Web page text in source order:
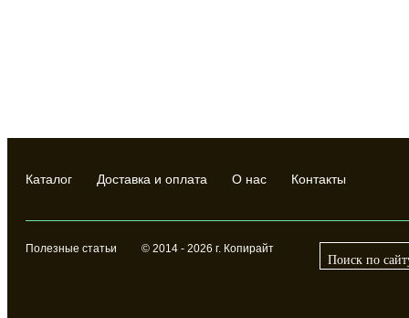
Каталог Доставка и оплата О нас Контакты
Полезные статьи © 2014 - 2026 г. Копирайт